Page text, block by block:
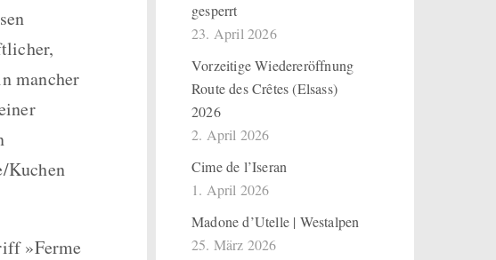
mancher
Kuchen
»Ferme
gesperrt
23. April 2026
Vorzeitige Wiedereröffnung
Route des Crêtes (Elsass)
2026
2. April 2026
Cime de l’Iseran
1. April 2026
Madone d’Utelle | Westalpen
25. März 2026